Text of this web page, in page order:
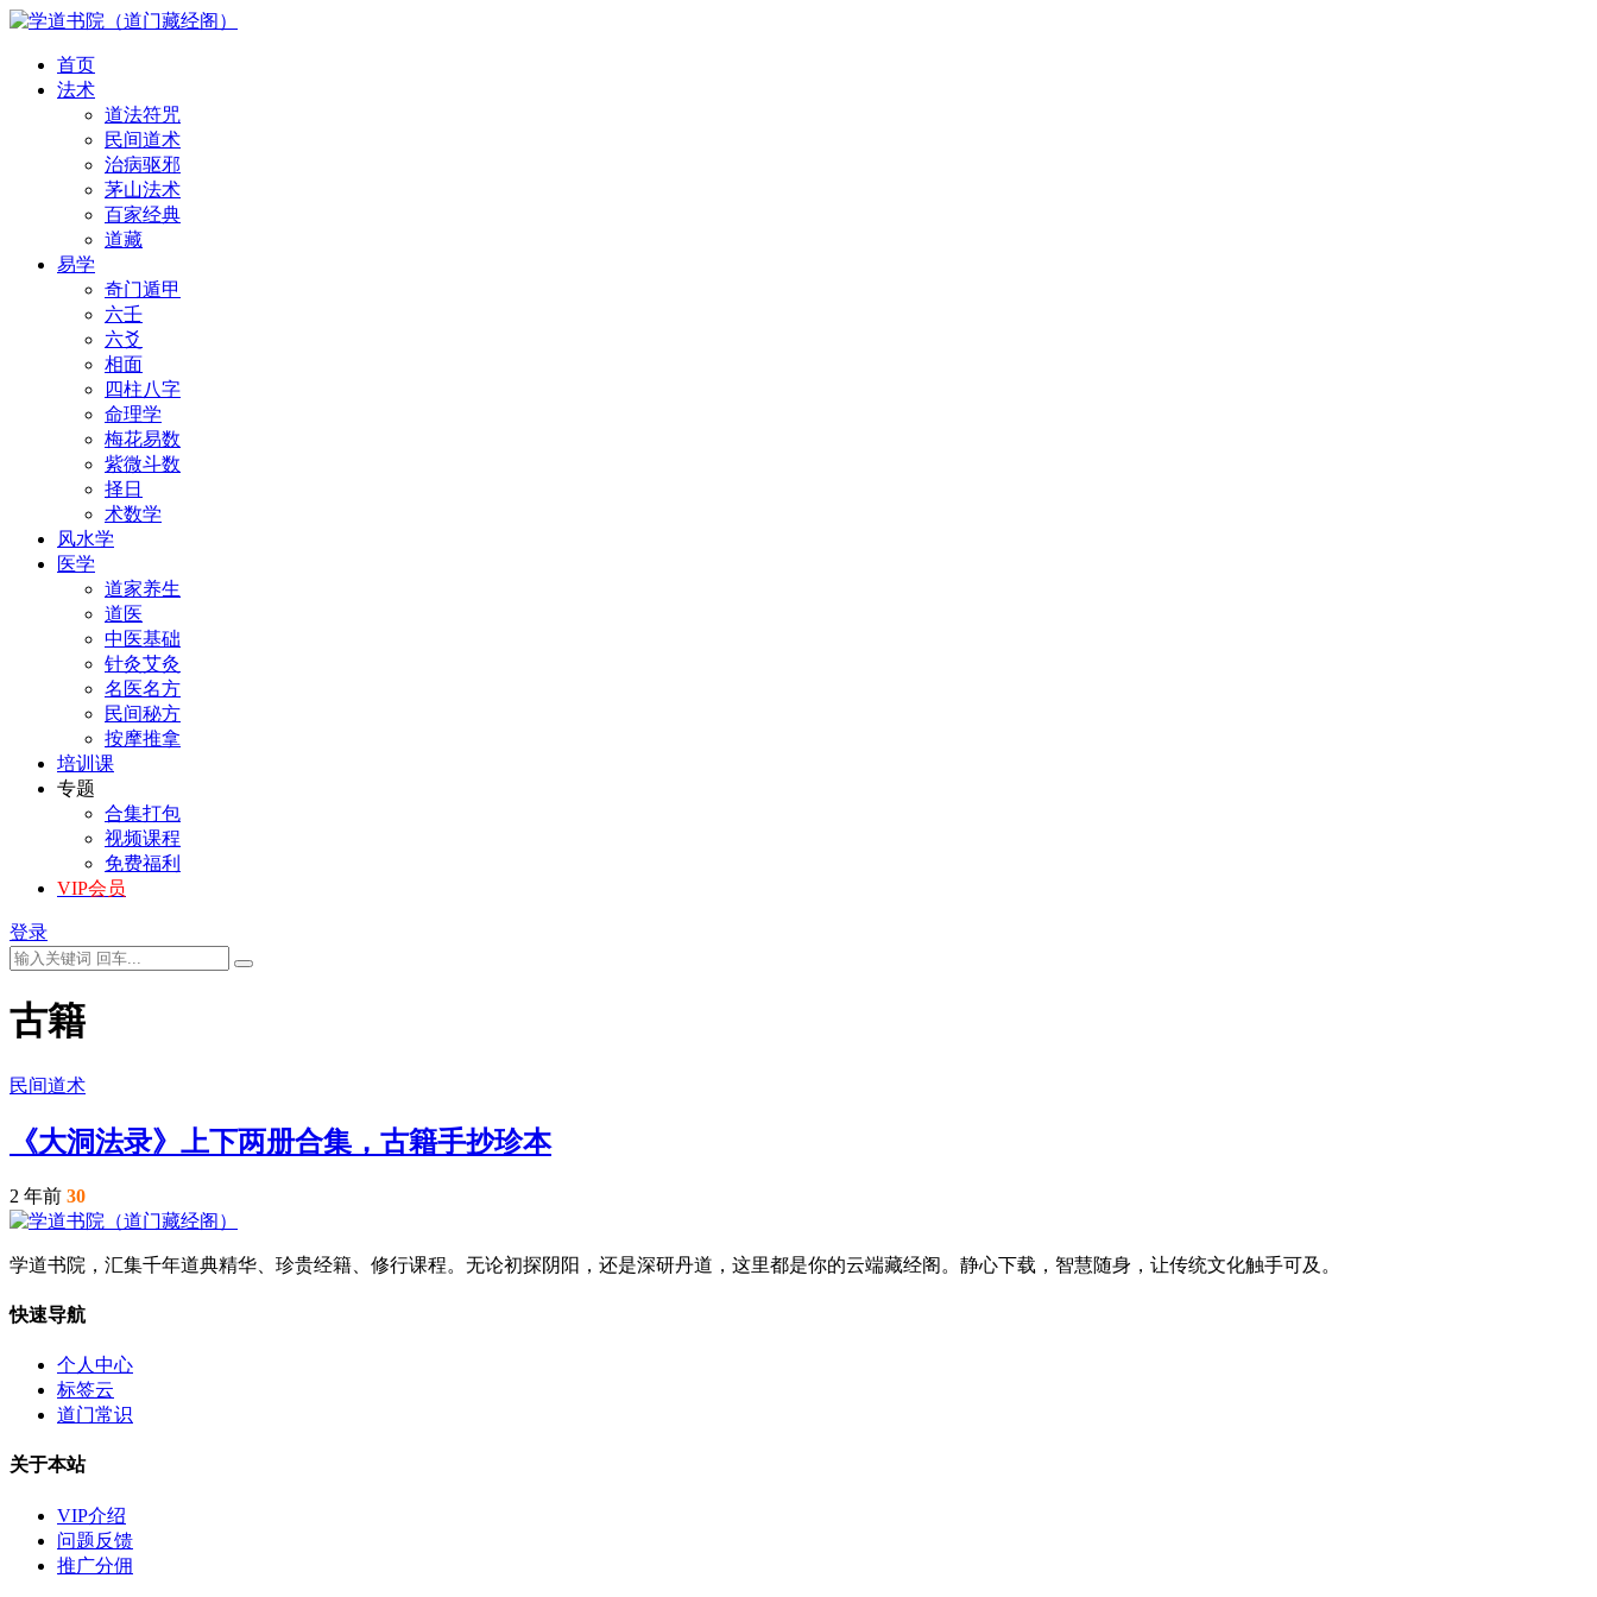
首页
法术
道法符咒
民间道术
治病驱邪
茅山法术
百家经典
道藏
易学
奇门遁甲
六壬
六爻
相面
四柱八字
命理学
梅花易数
紫微斗数
择日
术数学
风水学
医学
道家养生
道医
中医基础
针灸艾灸
名医名方
民间秘方
按摩推拿
培训课
专题
合集打包
视频课程
免费福利
VIP会员
登录
古籍
民间道术
《大洞法录》上下两册合集，古籍手抄珍本
2 年前 30
学道书院，汇集千年道典精华、珍贵经籍、修行课程。无论初探阴阳，还是深研丹道，这里都是你的云端藏经阁。静心下载，智慧随身，让传统文化触手可及。
快速导航
个人中心
标签云
道门常识
关于本站
VIP介绍
问题反馈
推广分佣